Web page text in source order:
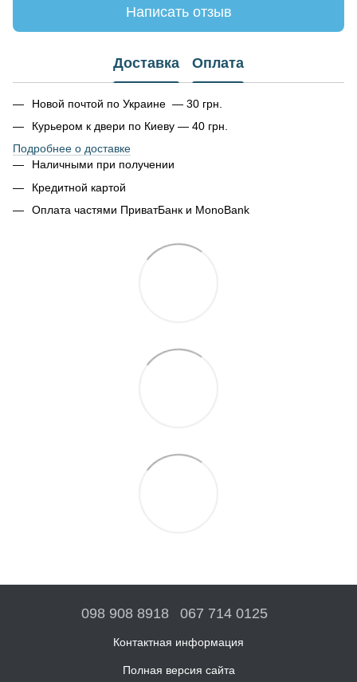
Написать отзыв
Доставка Оплата
Новой почтой по Украине — 30 грн.
Курьером к двери по Киеву — 40 грн.
Подробнее о доставке
Наличными при получении
Кредитной картой
Оплата частями ПриватБанк и MonoBank
098 908 8918 067 714 0125
Контактная информация
Полная версия сайта